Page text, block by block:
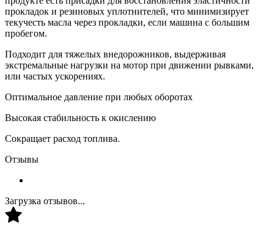
прокладок и резиновых уплотнителей, что минимизирует
текучесть масла через прокладки, если машина с большим
пробегом.
Подходит для тяжелых внедорожников, выдерживая
экстремальные нагрузки на мотор при движении рывками,
или частых ускорениях.
Оптимальное давление при любых оборотах
Высокая стабильность к окислению
Сокращает расход топлива.
Отзывы
Загрузка отзывов...